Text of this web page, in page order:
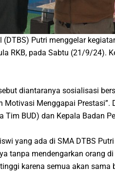
Putri menggelar
RKB, pada Sabtu (21/9/24).
diantaranya sosialisasi
Motivasi Menggapai
Tim BUD) dan Kepala Badan
yang ada di SMA DTBS
tanpa mendengarkan orang
karena semua akan sama